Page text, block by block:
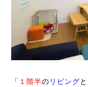
「 １階半の リビングと